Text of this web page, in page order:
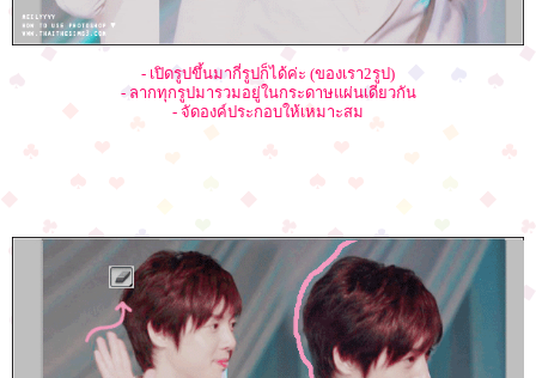
- เปิดรูปขึ้นมากี่รูปก็ได้ค่ะ (ของเรา2รูป)
- ลากทุกรูปมารวมอยู่ในกระดาษแผ่นเดียวกัน
- จัดองค์ประกอบให้เหมาะสม